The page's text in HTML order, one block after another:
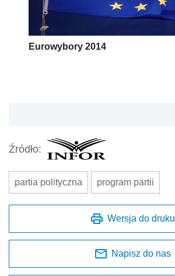
Eurowybory 2014
Źródło:
partia polityczna program partii
Wersja do druku
Napisz do nas